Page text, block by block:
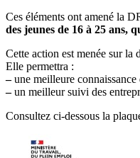
Ces éléments ont amené la
des jeunes de 16 à 25 ans,
Cette action est menée sur
Elle permettra :
–une meilleure connaissance
–un meilleur suivi des
Consultez ci-dessous la